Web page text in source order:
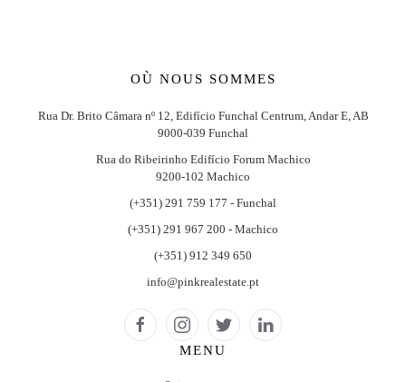
OÙ NOUS SOMMES
Rua Dr. Brito Câmara nº 12, Edifício Funchal Centrum, Andar E, AB
9000-039 Funchal
Rua do Ribeirinho Edifício Forum Machico
9200-102 Machico
(+351) 291 759 177 - Funchal
(+351) 291 967 200 - Machico
(+351) 912 349 650
info@pinkrealestate.pt
MENU